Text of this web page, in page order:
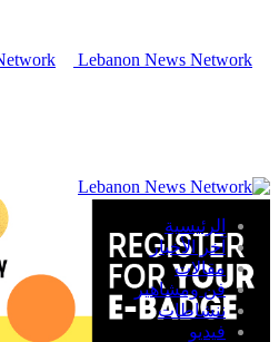
الرئيسية
آخر الأخبار
مقالات
فن ومشاهير
ننشاطات
فيديو